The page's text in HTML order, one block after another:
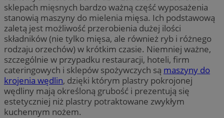
sklepach mięsnych bardzo ważną część wyposażenia
stanowią maszyny do mielenia mięsa. Ich podstawową
zaletą jest możliwość przerobienia dużej ilości
składników (nie tylko mięsa, ale również ryb i różnego
rodzaju orzechów) w krótkim czasie. Niemniej ważne,
szczególnie w przypadku restauracji, hoteli, firm
cateringowych i sklepów spożywczych są maszyny do
krojenia wędlin, dzięki którym plastry pokrojonej
wędliny mają określoną grubość i prezentują się
estetyczniej niż plastry potraktowane zwykłym
kuchennym nożem.